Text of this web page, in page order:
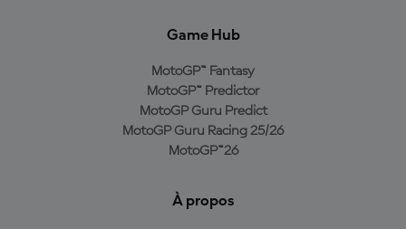
Game Hub
MotoGP™ Fantasy
MotoGP™ Predictor
MotoGP Guru Predict
MotoGP Guru Racing 25/26
MotoGP™26
À propos